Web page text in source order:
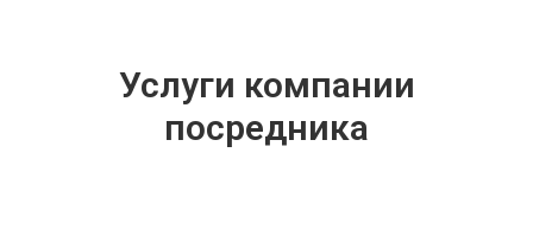
Услуги компании
посредника